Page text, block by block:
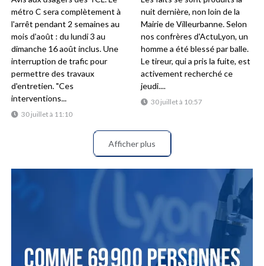
30 juillet à 11:10
métro C sera complètement à
l'arrêt pendant 2 semaines au
mois d'août : du lundi 3 au
dimanche 16 août inclus. Une
interruption de trafic pour
permettre des travaux
d'entretien. "Ces
interventions...
30 juillet à 10:57
nuit dernière, non loin de la
Mairie de Villeurbanne. Selon
nos confrères d'ActuLyon, un
homme a été blessé par balle.
Le tireur, qui a pris la fuite, est
activement recherché ce
jeudi....
Afficher plus